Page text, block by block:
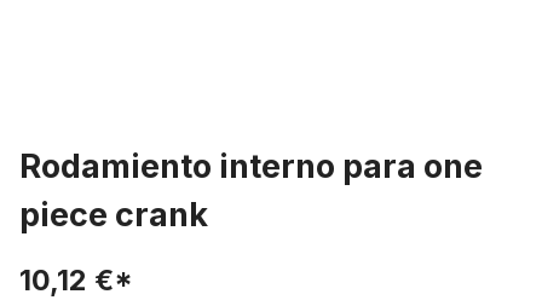
Rodamiento interno para one
piece crank
10,12 €*